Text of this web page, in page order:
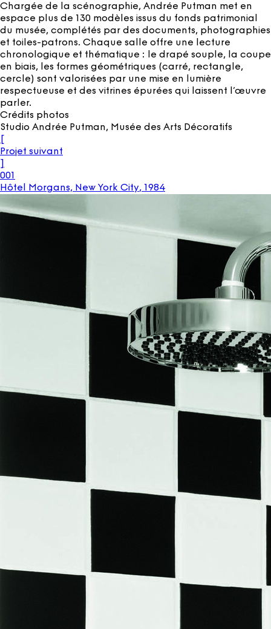
Chargée de la scénographie, Andrée Putman met en
espace plus de 130 modèles issus du fonds patrimonial
du musée, complétés par des documents, photographies
et toiles-patrons. Chaque salle offre une lecture
chronologique et thématique : le drapé souple, la coupe
en biais, les formes géométriques (carré, rectangle,
cercle) sont valorisées par une mise en lumière
respectueuse et des vitrines épurées qui laissent l’œuvre
parler.
Crédits photos
Studio Andrée Putman, Musée des Arts Décoratifs
Projet suivant
001
Hôtel Morgans, New York City, 1984